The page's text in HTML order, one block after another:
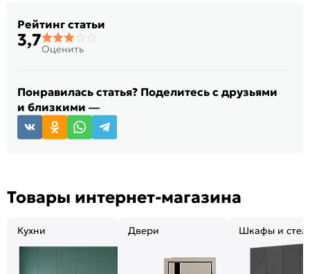
Рейтинг статьи
3,7Оценить
Понравилась статья? Поделитесь с друзьями
и близкими —
Товары интернет-магазина
Кухни Двери Шкафы и